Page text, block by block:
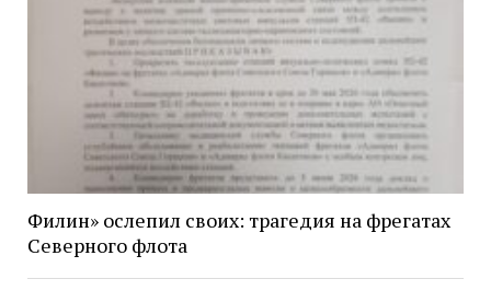
Филин» ослепил своих: трагедия на фрегатах
Северного флота